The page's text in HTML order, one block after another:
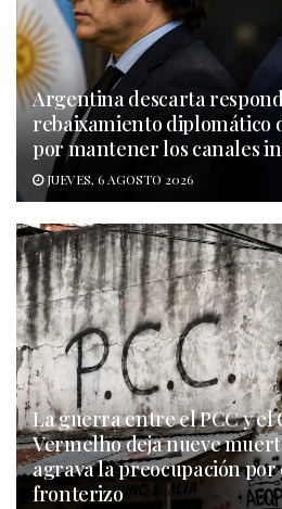
Argentina descarta
rebaixamiento diplomático
por mantener los canales
JUEVES, 6 AGOSTO 2026
La guerra entre el PCC y el
Vermelho deja nueve
agrava la preocupación
fronterizo